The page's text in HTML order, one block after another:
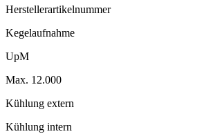
Herstellerartikelnummer
Kegelaufnahme
UpM
Max. 12.000
Kühlung extern
Kühlung intern